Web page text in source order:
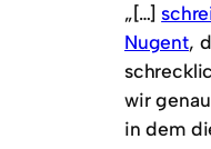
„[…]
Nugent,
wir
in dem